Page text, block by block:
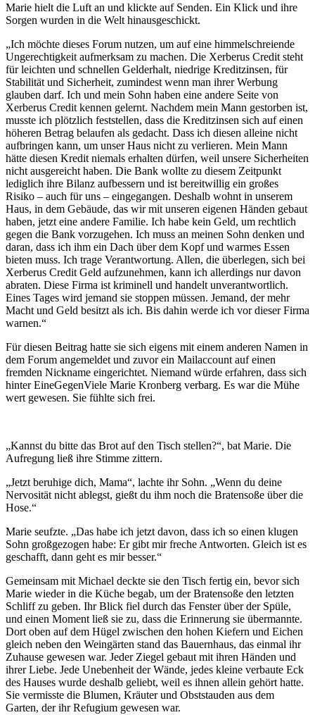
Marie hielt die Luft an und klickte auf Senden. Ein Klick und ihre
Sorgen wurden in die Welt hinausgeschickt.
„Ich möchte dieses Forum nutzen, um auf eine himmelschreiende
Ungerechtigkeit aufmerksam zu machen. Die Xerberus Credit steht
für leichten und schnellen Gelderhalt, niedrige Kreditzinsen, für
Stabilität und Sicherheit, zumindest wenn man ihrer Werbung
glauben darf. Ich und mein Sohn haben eine andere Seite von
Xerberus Credit kennen gelernt. Nachdem mein Mann gestorben ist,
musste ich plötzlich feststellen, dass die Kreditzinsen sich auf einen
höheren Betrag belaufen als gedacht. Dass ich diesen alleine nicht
aufbringen kann, um unser Haus nicht zu verlieren. Mein Mann
hätte diesen Kredit niemals erhalten dürfen, weil unsere Sicherheiten
nicht ausgereicht haben. Die Bank wollte zu diesem Zeitpunkt
lediglich ihre Bilanz aufbessern und ist bereitwillig ein großes
Risiko – auch für uns – eingegangen. Deshalb wohnt in unserem
Haus, in dem Gebäude, das wir mit unseren eigenen Händen gebaut
haben, jetzt eine andere Familie. Ich habe kein Geld, um rechtlich
gegen die Bank vorzugehen. Ich muss an meinen Sohn denken und
daran, dass ich ihm ein Dach über dem Kopf und warmes Essen
bieten muss. Ich trage Verantwortung. Allen, die überlegen, sich bei
Xerberus Credit Geld aufzunehmen, kann ich allerdings nur davon
abraten. Diese Firma ist kriminell und handelt unverantwortlich.
Eines Tages wird jemand sie stoppen müssen. Jemand, der mehr
Macht und Geld besitzt als ich. Bis dahin werde ich vor dieser Firma
warnen.“
Für diesen Beitrag hatte sie sich eigens mit einem anderen Namen in
dem Forum angemeldet und zuvor ein Mailaccount auf einen
fremden Nickname eingerichtet. Niemand würde erfahren, dass sich
hinter EineGegenViele Marie Kronberg verbarg. Es war die Mühe
wert gewesen. Sie fühlte sich frei.
„Kannst du bitte das Brot auf den Tisch stellen?“, bat Marie. Die
Aufregung ließ ihre Stimme zittern.
„Jetzt beruhige dich, Mama“, lachte ihr Sohn. „Wenn du deine
Nervosität nicht ablegst, gießt du ihm noch die Bratensoße über die
Hose.“
Marie seufzte. „Das habe ich jetzt davon, dass ich so einen klugen
Sohn großgezogen habe: Er gibt mir freche Antworten. Gleich ist es
geschafft, dann geht es mir besser.“
Gemeinsam mit Michael deckte sie den Tisch fertig ein, bevor sich
Marie wieder in die Küche begab, um der Bratensoße den letzten
Schliff zu geben. Ihr Blick fiel durch das Fenster über der Spüle,
und einen Moment ließ sie zu, dass die Erinnerung sie übermannte.
Dort oben auf dem Hügel zwischen den hohen Kiefern und Eichen
gleich neben den Weingärten stand das Bauernhaus, das einmal ihr
Zuhause gewesen war. Jeder Ziegel gebaut mit ihren Händen und
ihrer Liebe. Jede Unebenheit der Wände, jedes kleine verbaute Eck
des Hauses wurde deshalb geliebt, weil es ihnen allein gehört hatte.
Sie vermisste die Blumen, Kräuter und Obststauden aus dem
Garten, der ihr Refugium gewesen war.